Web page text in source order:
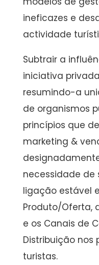
ineficazes e
actividade
Subtrair a
iniciativa
resumindo-a
de organismos
princípios que
marketing &
necessidade de
ligação estável
Produto/Oferta,
e os Canais de
Distribuição nos
turistas.